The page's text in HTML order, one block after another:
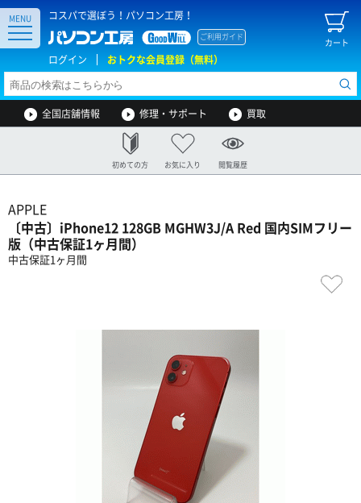
コスパで選ぼう！パソコン工房！
カート
ご利用ガイド
ログイン おトクな会員登録（無料）
MENU
全国店舗情報 修理・サポート 買取
初めての方 お気に入り 閲覧履歴
APPLE
〔中古〕iPhone12 128GB MGHW3J/A Red 国内SIMフリー
版（中古保証1ヶ月間）
中古保証1ヶ月間